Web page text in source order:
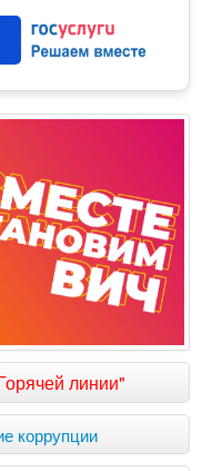
линии"
коррупции